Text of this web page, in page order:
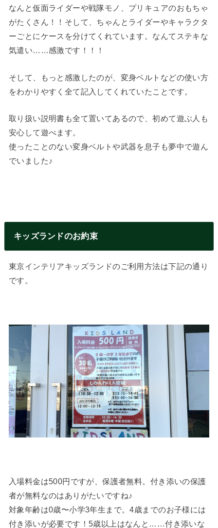
なんと仮面ライダーや戦隊モノ、プリキュアのおもちゃ
がたくさん！！そして、ちゃんとライダーやキャラクタ
ーごとにケースを分けてくれています。なんてステキな
気遣い……感激です！！！
そして、もっと感激したのが、変身ベルトなどの使い方
をわかりやすく全て記入してくれていたことです。
取り扱い説明書も全て置いてあるので、初めて遊ぶ人も
安心して遊べます。
使ったことのない変身ベルトや武器を息子も夢中で遊ん
でいました♪
キッズランドのお約束
東京インテリアキッズランドのご利用方法は下記の通り
です。
入場料金は500円ですが、保護者無料。付き添いの保護
者が無料なのはありがたいですね♪
対象年齢は0歳〜小学3年生まで。4歳までのお子様には
付き添いが必要です！5歳以上はなんと……付き添いな